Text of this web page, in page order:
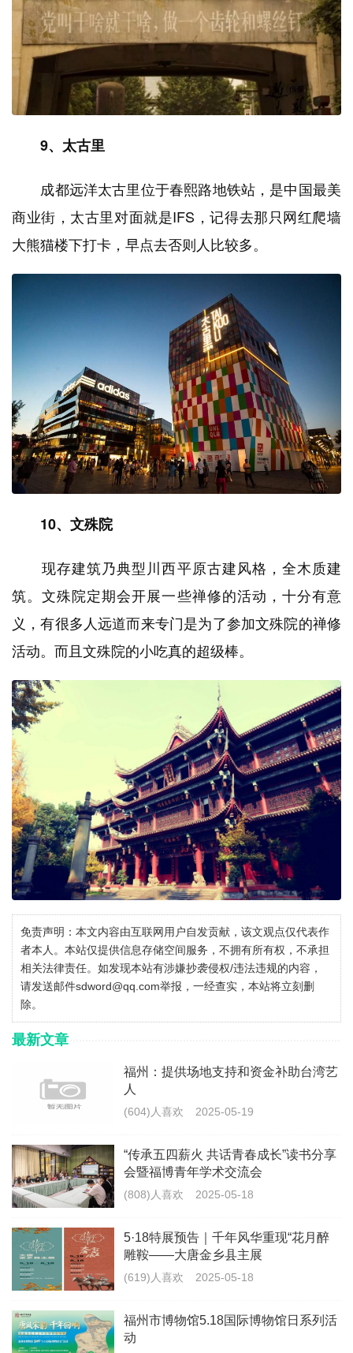
9、太古里
成都远洋太古里位于春熙路地铁站，是中国最美
商业街，太古里对面就是IFS，记得去那只网红爬墙
大熊猫楼下打卡，早点去否则人比较多。
10、文殊院
现存建筑乃典型川西平原古建风格，全木质建
筑。文殊院定期会开展一些禅修的活动，十分有意
义，有很多人远道而来专门是为了参加文殊院的禅修
活动。而且文殊院的小吃真的超级棒。
免责声明：本文内容由互联网用户自发贡献，该文观点仅代表作
者本人。本站仅提供信息存储空间服务，不拥有所有权，不承担
相关法律责任。如发现本站有涉嫌抄袭侵权/违法违规的内容，
请发送邮件sdword@qq.com举报，一经查实，本站将立刻删
除。
最新文章
福州：提供场地支持和资金补助台湾艺
人
(604)人喜欢 2025-05-19
“传承五四薪火 共话青春成长”读书分享
会暨福博青年学术交流会
(808)人喜欢 2025-05-18
5·18特展预告｜千年风华重现“花月醉
雕鞍——大唐金乡县主展
(619)人喜欢 2025-05-18
福州市博物馆5.18国际博物馆日系列活
动